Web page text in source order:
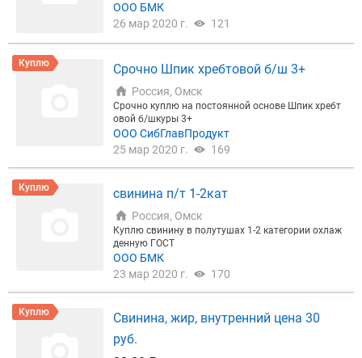
ООО БМК
26 мар 2020 г.
121
Куплю Срочно Шпик хребтовой б/ш 3+
Россия, Омск
Срочно куплю на постоянной основе Шпик хребт
овой б/шкуры 3+
ООО СибГлавПродукт
25 мар 2020 г.
169
Куплю свинина п/т 1-2кат
Россия, Омск
Куплю свинину в полутушах 1-2 категории охлаж
денную ГОСТ
ООО БМК
23 мар 2020 г.
170
Куплю
Свинина, жир, внутренний цена 30
руб.